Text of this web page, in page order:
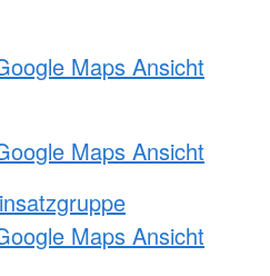
Maps Ansicht
Maps Ansicht
Maps Ansicht